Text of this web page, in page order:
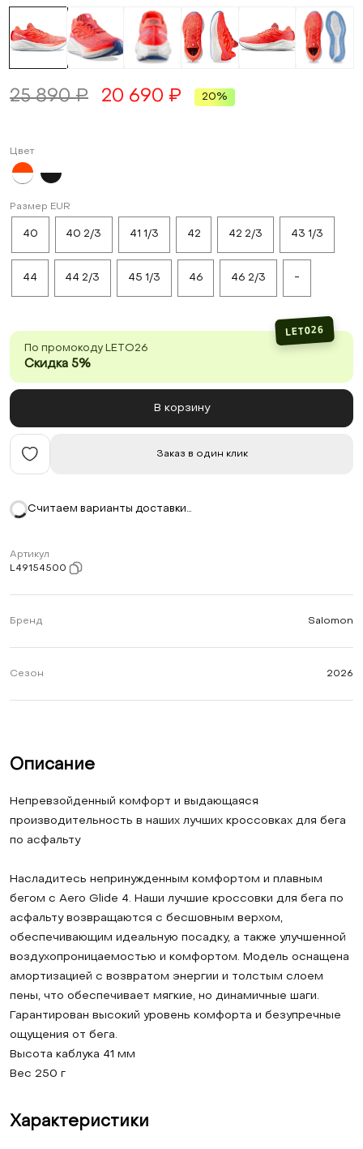
25 890 ₽ 20 690 ₽ 20%
Цвет
Размер EUR
40 40 2/3 41 1/3 42 42 2/3 43 1/3
44 44 2/3 45 1/3 46 46 2/3 -
LETO26
По промокоду LETO26
Скидка 5%
В корзину
Заказ в один клик
Считаем варианты доставки…
Артикул
L49154500
Бренд Salomon
Сезон 2026
Описание
Непревзойденный комфорт и выдающаяся
производительность в наших лучших кроссовках для бега
по асфальту
Насладитесь непринужденным комфортом и плавным
бегом с Aero Glide 4. Наши лучшие кроссовки для бега по
асфальту возвращаются с бесшовным верхом,
обеспечивающим идеальную посадку, а также улучшенной
воздухопроницаемостью и комфортом. Модель оснащена
амортизацией с возвратом энергии и толстым слоем
пены, что обеспечивает мягкие, но динамичные шаги.
Гарантирован высокий уровень комфорта и безупречные
ощущения от бега.
Высота каблука 41 мм
Вес 250 г
Характеристики